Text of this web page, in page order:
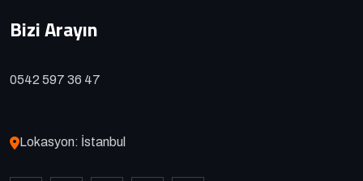
Bizi Arayın
0542 597 36 47
Lokasyon: İstanbul